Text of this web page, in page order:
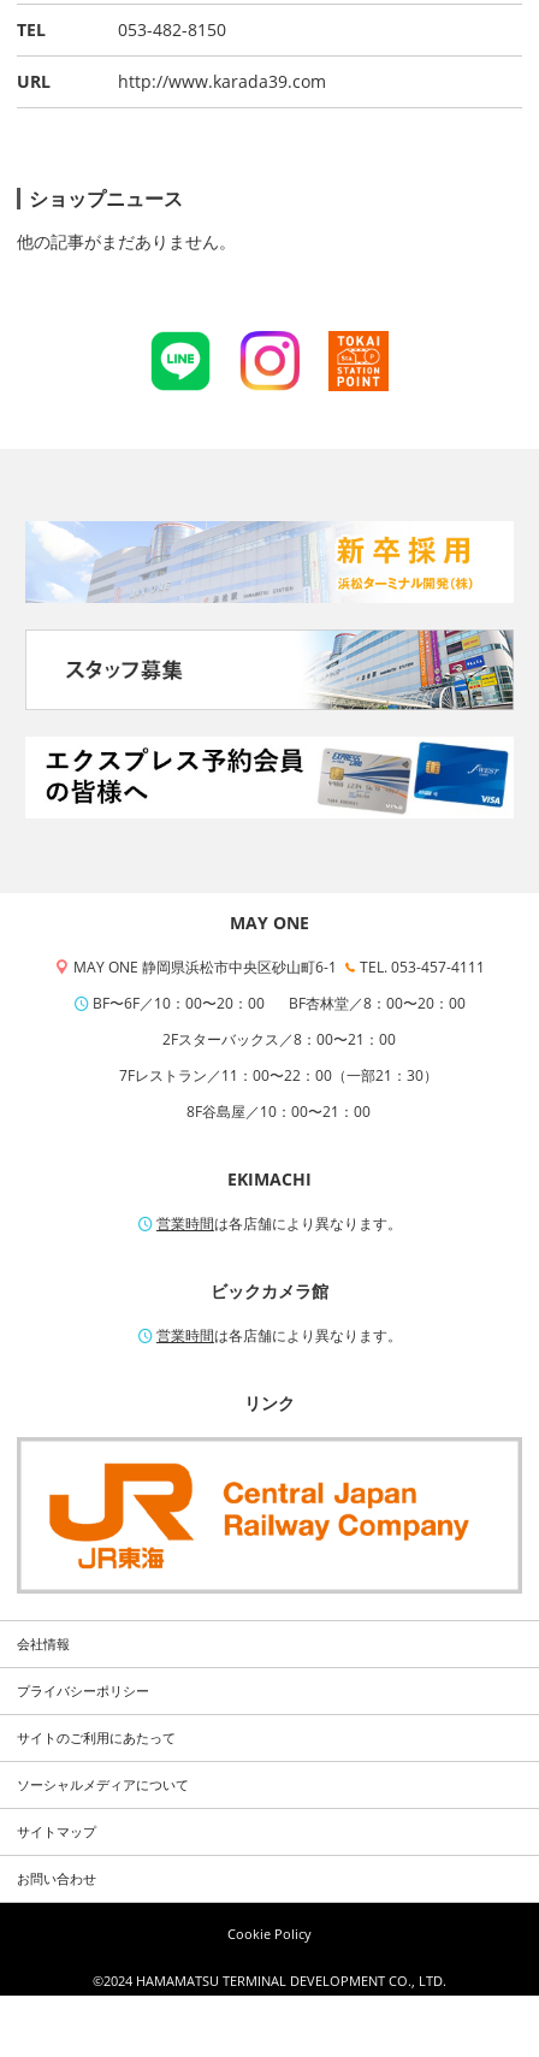
TEL 053-482-8150
URL http://www.karada39.com
ショップニュース
他の記事がまだありません。
MAY ONE
MAY ONE 静岡県浜松市中央区砂山町6-1
TEL. 053-457-4111
BF〜6F／10：00〜20：00
BF杏林堂／8：00〜20：00
2Fスターバックス／8：00〜21：00
7Fレストラン／11：00〜22：00（一部21：30）
8F谷島屋／10：00〜21：00
EKIMACHI
営業時間は各店舗により異なります。
ビックカメラ館
営業時間は各店舗により異なります。
リンク
会社情報
プライバシーポリシー
サイトのご利用にあたって
ソーシャルメディアについて
サイトマップ
お問い合わせ
Cookie Policy
©2024 HAMAMATSU TERMINAL DEVELOPMENT CO., LTD.